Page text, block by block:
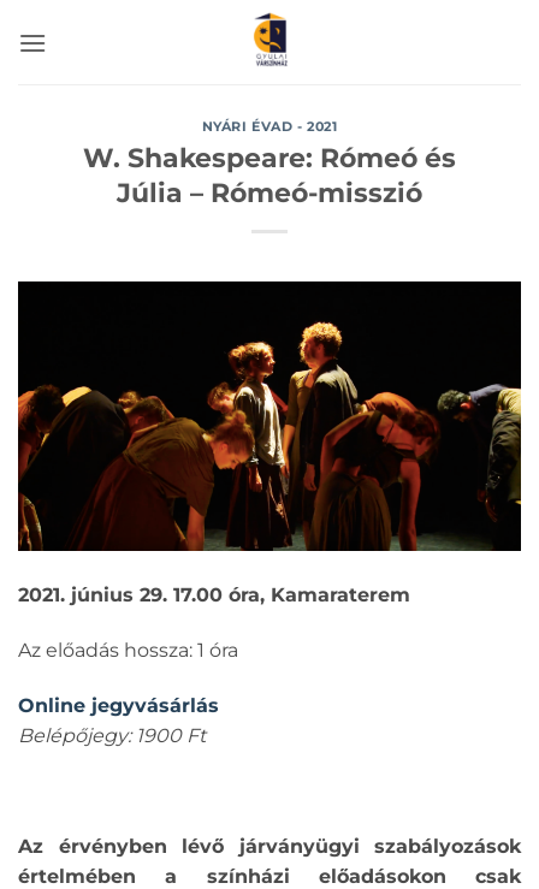
NYÁRI ÉVAD - 2021
W. Shakespeare: Rómeó és
Júlia – Rómeó-misszió
2021. június 29. 17.00 óra, Kamaraterem
Az előadás hossza: 1 óra
Online jegyvásárlás
Belépőjegy: 1900 Ft
Az érvényben lévő járványügyi szabályozások
értelmében a színházi előadásokon csak